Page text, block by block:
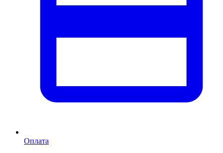
Оплата